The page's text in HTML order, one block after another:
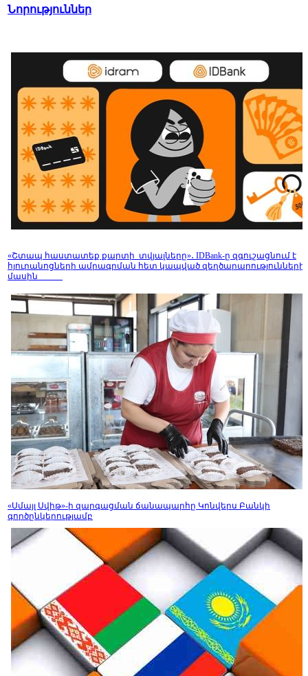
Նորություններ
«Շտապ հաստատեք քարտի տվյալները»․ IDBank-ը զգուշացնում է
հյուրանոցների ամրագրման հետ կապված զեղծարարությունների
մասին
«Սմայլ Սվիթ»-ի զարգացման ճանապարհը Կոնվերս Բանկի
գործընկերությամբ